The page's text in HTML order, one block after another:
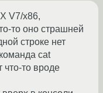
V7/x86,
то оно страшней
строке нет
cat
что-то вроде